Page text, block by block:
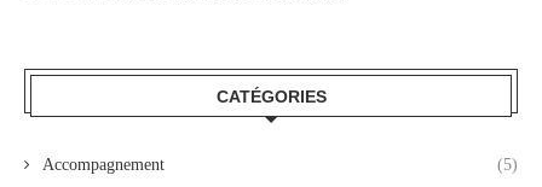
CATÉGORIES
Accompagnement (5)